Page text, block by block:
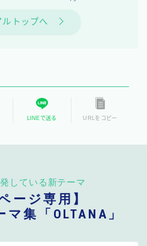
ルトップへ
LINEで送る URLをコピー
している新テーマ
ージ専用】
集「OLTANA」